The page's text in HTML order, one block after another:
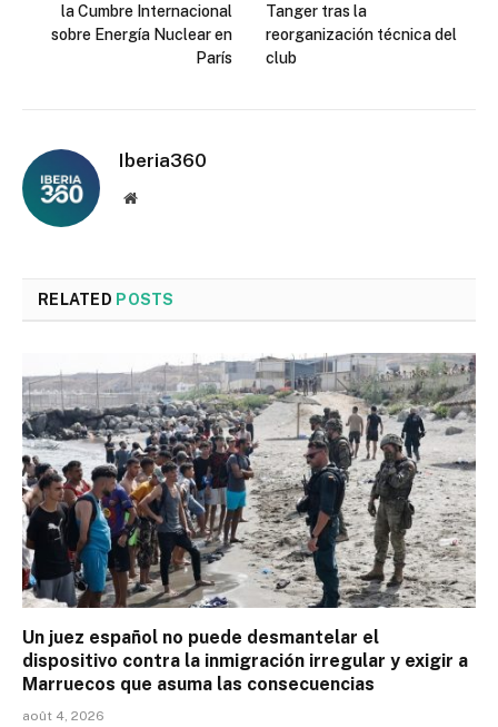
la Cumbre Internacional
sobre Energía Nuclear en
París
Tanger tras la
reorganización técnica del
club
Iberia360
Website
RELATED POSTS
Un juez español no puede desmantelar el
dispositivo contra la inmigración irregular y exigir a
Marruecos que asuma las consecuencias
août 4, 2026